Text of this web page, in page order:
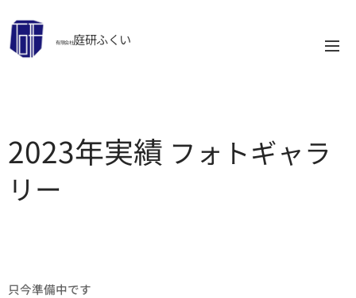
有限会社庭研ふくい
2023年実績 フォトギャラ
リー
只今準備中です